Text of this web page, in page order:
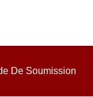
De Soumission